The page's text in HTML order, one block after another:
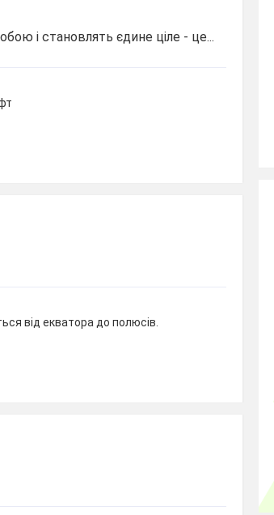
і становлять єдине ціле - це...
від екватора до полюсів.